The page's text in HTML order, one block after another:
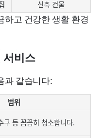
신축 건물
하고 건강한 생활 환경
서비스
과 같습니다:
범위
구 등 꼼꼼히 청소합니다.